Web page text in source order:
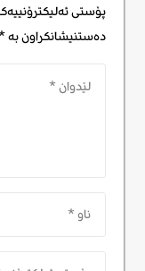
پۆستی
دەستنیشانکراون بە